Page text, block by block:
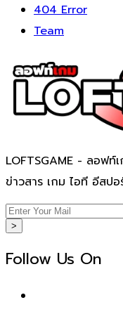
404 Error
Team
LOFTSGAME - ลอฟท์
ข่าวสาร เกม ไอที อีสป
>
Follow Us On